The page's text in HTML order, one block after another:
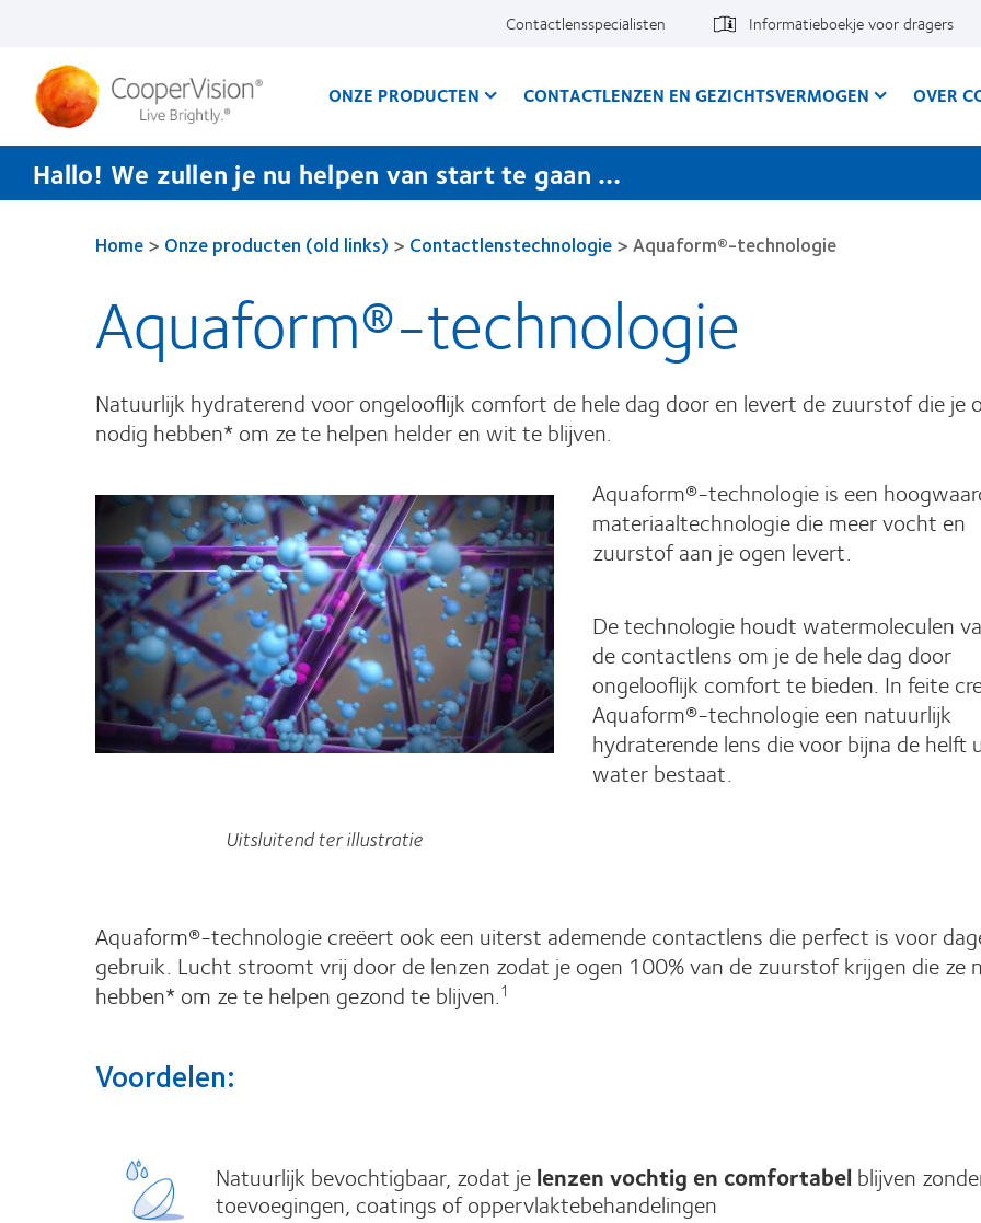
inhoud
Contactlensspecialisten Informatieboekje voor dragers
ONZE PRODUCTEN CONTACTLENZEN EN GEZICHTSVERMOGEN OVER
Hallo! We zullen je nu helpen van start te gaan …
Home> Onze producten (old links) > Contactlenstechnologie>Aquaform®-technologie
Aquaform®-technologie
Natuurlijk hydraterend voor ongelooflijk comfort de hele dag door en levert de zuurstof die je
nodig hebben* om ze te helpen helder en wit te blijven.
Uitsluitend ter illustratie
Aquaform®-technologie is een
materiaaltechnologie die meer vocht en
zuurstof aan je ogen levert.
De technologie houdt watermoleculen
de contactlens om je de hele dag door
ongelooflijk comfort te bieden. In feite
Aquaform®-technologie een natuurlijk
hydraterende lens die voor bijna de helft
water bestaat.
Aquaform®-technologie creëert ook een uiterst ademende contactlens die perfect is voor
gebruik. Lucht stroomt vrij door de lenzen zodat je ogen 100% van de zuurstof krijgen die ze
hebben* om ze te helpen gezond te blijven.1
Voordelen:
Natuurlijk bevochtigbaar, zodat jelenzen vochtig en comfortabel blijven
toevoegingen, coatings of oppervlaktebehandelingen